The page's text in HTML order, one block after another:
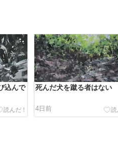
込んで
死んだ犬を蹴る者はない
4日前